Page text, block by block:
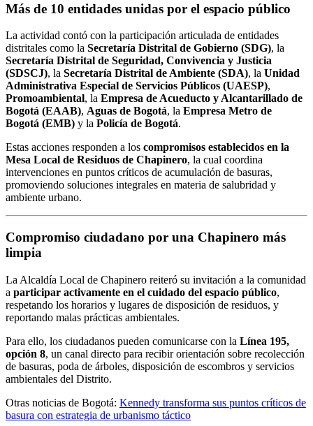
Más de 10 entidades unidas por el espacio público
La actividad contó con la participación articulada de entidades
distritales como la Secretaría Distrital de Gobierno (SDG), la
Secretaría Distrital de Seguridad, Convivencia y Justicia
(SDSCJ), la Secretaría Distrital de Ambiente (SDA), la Unidad
Administrativa Especial de Servicios Públicos (UAESP),
Promoambiental, la Empresa de Acueducto y Alcantarillado de
Bogotá (EAAB), Aguas de Bogotá, la Empresa Metro de
Bogotá (EMB) y la Policía de Bogotá.
Estas acciones responden a los compromisos establecidos en la
Mesa Local de Residuos de Chapinero, la cual coordina
intervenciones en puntos críticos de acumulación de basuras,
promoviendo soluciones integrales en materia de salubridad y
ambiente urbano.
Compromiso ciudadano por una Chapinero más
limpia
La Alcaldía Local de Chapinero reiteró su invitación a la comunidad
a participar activamente en el cuidado del espacio público,
respetando los horarios y lugares de disposición de residuos, y
reportando malas prácticas ambientales.
Para ello, los ciudadanos pueden comunicarse con la Línea 195,
opción 8, un canal directo para recibir orientación sobre recolección
de basuras, poda de árboles, disposición de escombros y servicios
ambientales del Distrito.
Otras noticias de Bogotá: Kennedy transforma sus puntos críticos de
basura con estrategia de urbanismo táctico